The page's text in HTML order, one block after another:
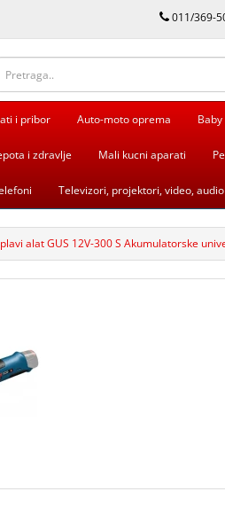
011/369-
i pribor Auto-moto oprema
i zdravlje Mali kucni aparati
Televizori, projektori, video, audio
plavi alat GUS 12V-300 S Akumulatorske